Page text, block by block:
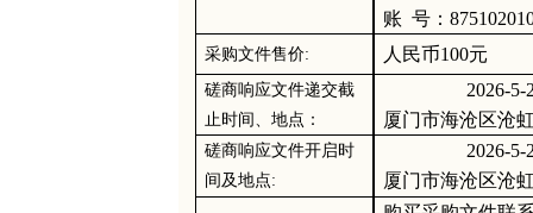
账 号：
采购文件售价: 人民币100元
磋商响应文件递交截
止时间、地点：
2026-5-
厦门市海沧区沧
磋商响应文件开启时
间及地点:
2026-5-
厦门市海沧区沧